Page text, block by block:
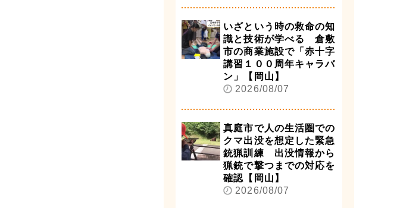
いざという時の救命の知
識と技術が学べる 倉敷
市の商業施設で「赤十字
講習１００周年キャラバ
ン」【岡山】
2026/08/07
真庭市で人の生活圏での
クマ出没を想定した緊急
銃猟訓練 出没情報から
猟銃で撃つまでの対応を
確認【岡山】
2026/08/07